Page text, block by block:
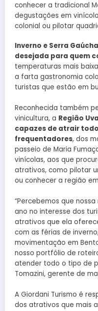
conhecer a tradicional
degustações em
colonial ou pilotar
Inverno e Serra
desejada para quem
temperaturas mais
a farta gastronomia
turistas que estão em
Reconhecida também
vinicultura, a Região
capazes de atrair
frequentadores, dos
passeio de Maria
vinícolas, aos que
atrativos, como pilotar
ou conhecer a região
“Percebemos que
ano no interesse dos
atrativos que ela
com as férias de
movimentação em
nosso portfólio de
atender todo o tipo de
Tomazini, gerente de
A Giordani Turismo é
dos atrativos que mais